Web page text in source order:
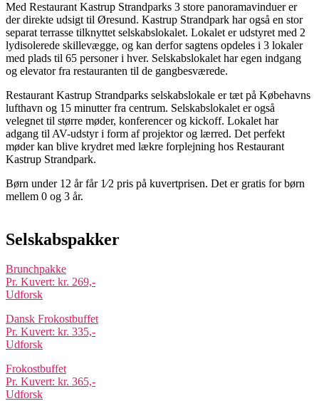
Med Restaurant Kastrup Strandparks 3 store panoramavinduer er
der direkte udsigt til Øresund. Kastrup Strandpark har også en stor
separat terrasse tilknyttet selskabslokalet. Lokalet er udstyret med 2
lydisolerede skillevægge, og kan derfor sagtens opdeles i 3 lokaler
med plads til 65 personer i hver. Selskabslokalet har egen indgang
og elevator fra restauranten til de gangbesværede.
Restaurant Kastrup Strandparks selskabslokale er tæt på Købehavns
lufthavn og 15 minutter fra centrum. Selskabslokalet er også
velegnet til større møder, konferencer og kickoff. Lokalet har
adgang til AV-udstyr i form af projektor og lærred. Det perfekt
møder kan blive krydret med lækre forplejning hos Restaurant
Kastrup Strandpark.
Børn under 12 år får 1⁄2 pris på kuvertprisen. Det er gratis for børn
mellem 0 og 3 år.
Selskabspakker
Brunchpakke
Pr. Kuvert: kr. 269,-
Udforsk
Dansk Frokostbuffet
Pr. Kuvert: kr. 335,-
Udforsk
Frokostbuffet
Pr. Kuvert: kr. 365,-
Udforsk